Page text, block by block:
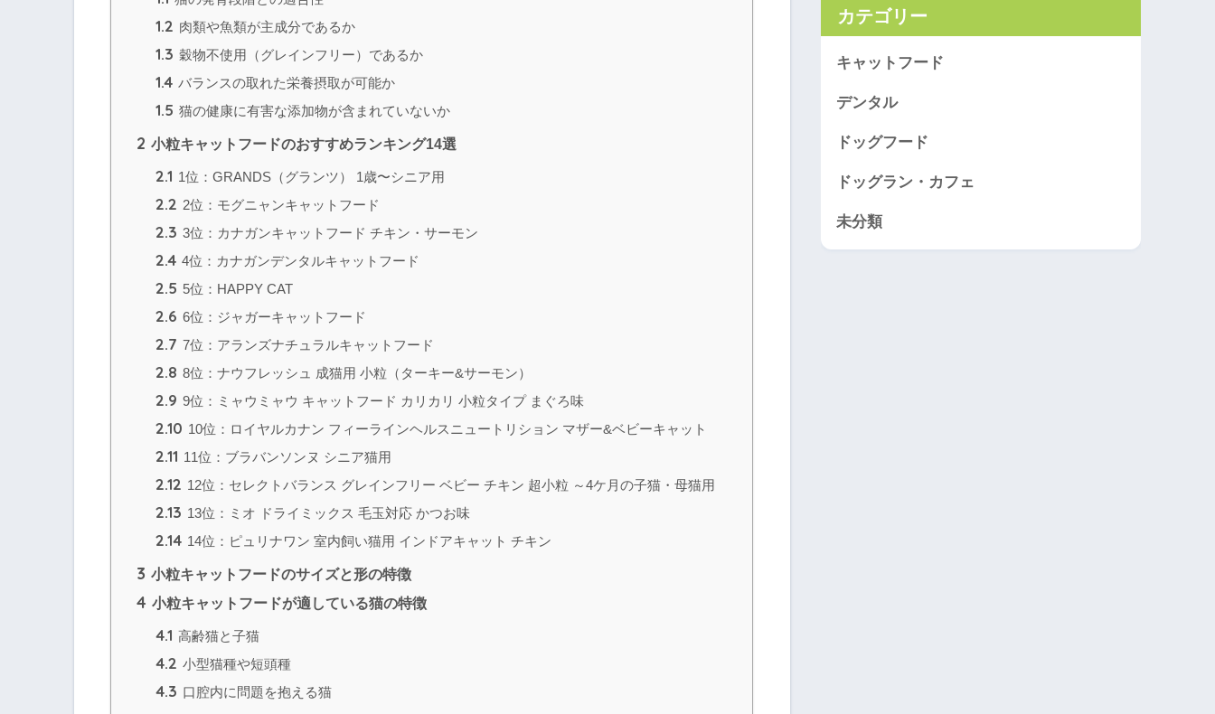
1.2 肉類や魚類が主成分であるか
1.3 穀物不使用（グレインフリー）であるか
1.4 バランスの取れた栄養摂取が可能か
1.5 猫の健康に有害な添加物が含まれていないか
2 小粒キャットフードのおすすめランキング14選
2.1 1位：GRANDS（グランツ） 1歳〜シニア用
2.2 2位：モグニャンキャットフード
2.3 3位：カナガンキャットフード チキン・サーモン
2.4 4位：カナガンデンタルキャットフード
2.5 5位：HAPPY CAT
2.6 6位：ジャガーキャットフード
2.7 7位：アランズナチュラルキャットフード
2.8 8位：ナウフレッシュ 成猫用 小粒（ターキー&サーモン）
2.9 9位：ミャウミャウ キャットフード カリカリ 小粒タイプ まぐろ味
2.10 10位：ロイヤルカナン フィーラインヘルスニュートリション マザー&ベビーキャット
2.11 11位：ブラバンソンヌ シニア猫用
2.12 12位：セレクトバランス グレインフリー ベビー チキン 超小粒 ～4ケ月の子猫・母猫用
2.13 13位：ミオ ドライミックス 毛玉対応 かつお味
2.14 14位：ピュリナワン 室内飼い猫用 インドアキャット チキン
3 小粒キャットフードのサイズと形の特徴
4 小粒キャットフードが適している猫の特徴
4.1 高齢猫と子猫
4.2 小型猫種や短頭種
4.3 口腔内に問題を抱える猫
カテゴリー
キャットフード
デンタル
ドッグフード
ドッグラン・カフェ
未分類